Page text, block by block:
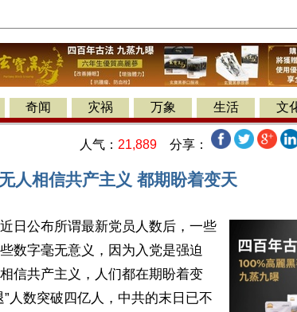
奇闻 灾祸 万象 生活 文
人气： 21,889 分享：
人相信共产主义 都期盼着变天
日公布所谓最新党员人数后，一些
数字毫无意义，因为入党是强迫
信共产主义，人们都在期盼着变
人数突破四亿人，中共的末日已不